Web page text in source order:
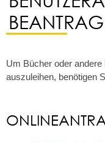
Um Bücher oder
auszuleihen, benötigen